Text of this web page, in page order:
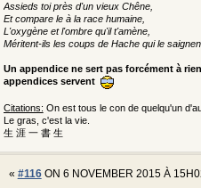
Assieds toi près d'un vieux Chêne,
Et compare le à la race humaine,
L'oxygène et l'ombre qu'il t'amène,
Méritent-ils les coups de Hache qui le
Un appendice ne sert pas forcément à
appendices servent
Citations: On est tous le con de quelqu'un
Le gras, c'est la vie.
生 涯 一 書 生
« #116ON 6 NOVEMBER 2015 À